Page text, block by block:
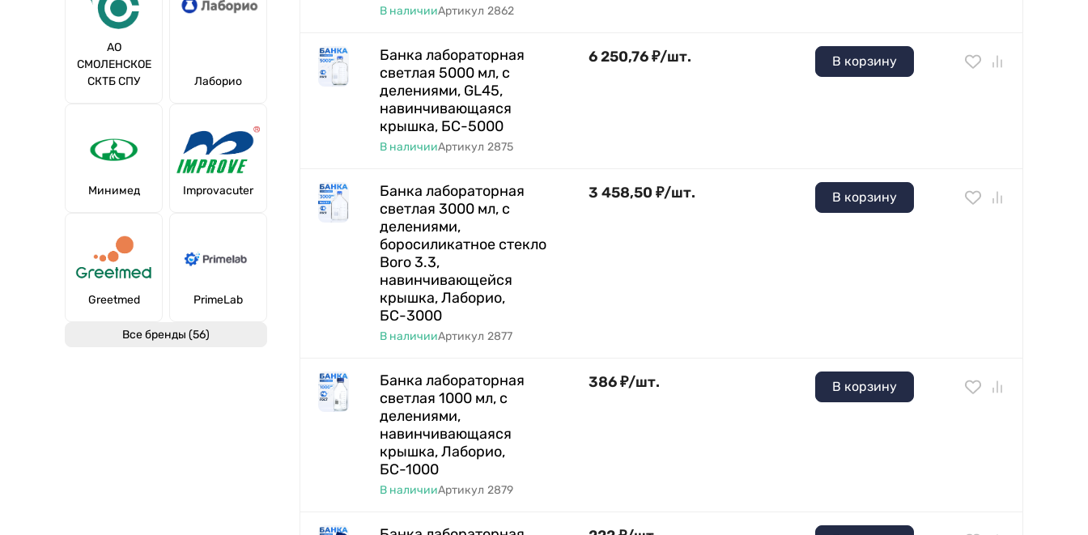
АО
СМОЛЕНСКОЕ
СКТБ СПУ
Лаборио
Минимед Improvacuter
Greetmed PrimeLab
Все бренды (56)
В наличииАртикул 2862
Банка лабораторная
светлая 5000 мл, с
делениями, GL45,
навинчивающаяся
крышка, БС-5000
В наличииАртикул 2875
6 250,76₽/шт. В корзину
Банка лабораторная
светлая 3000 мл, с
делениями,
боросиликатное стекло
Boro 3.3,
навинчивающейся
крышка, Лаборио,
БС-3000
В наличииАртикул 2877
3 458,50 ₽/шт. В корзину
Банка лабораторная
светлая 1000 мл, с
делениями,
навинчивающаяся
крышка, Лаборио,
БС-1000
В наличииАртикул 2879
386₽/шт. В корзину